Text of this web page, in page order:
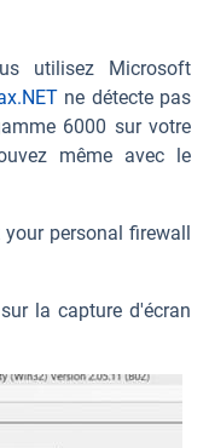
utilisez Microsoft
ne détecte pas
6000 sur votre
même avec le
personal firewall
la capture d'écran